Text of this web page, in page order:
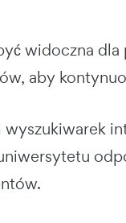
widoczna
aby